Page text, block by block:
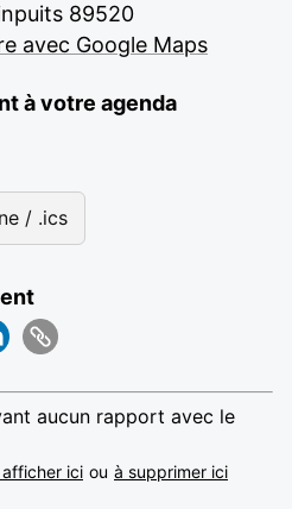
89520
avec Google Maps
à votre agenda
/ .ics
aucun rapport avec le
ici ou à supprimer ici